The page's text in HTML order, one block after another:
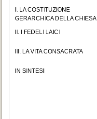
I. LA COSTITUZIONE
GERARCHICA DELLA CHIESA
II. I FEDELI LAICI
III. LA VITA CONSACRATA
IN SINTESI